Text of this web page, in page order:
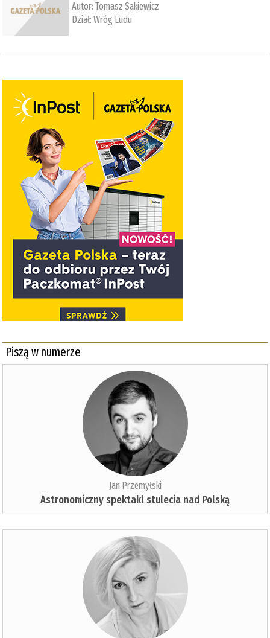
Autor:Tomasz Sakiewicz
Dział:Wróg Ludu
Piszą w numerze
Jan Przemyłski
Astronomiczny spektakl stulecia nad Polską